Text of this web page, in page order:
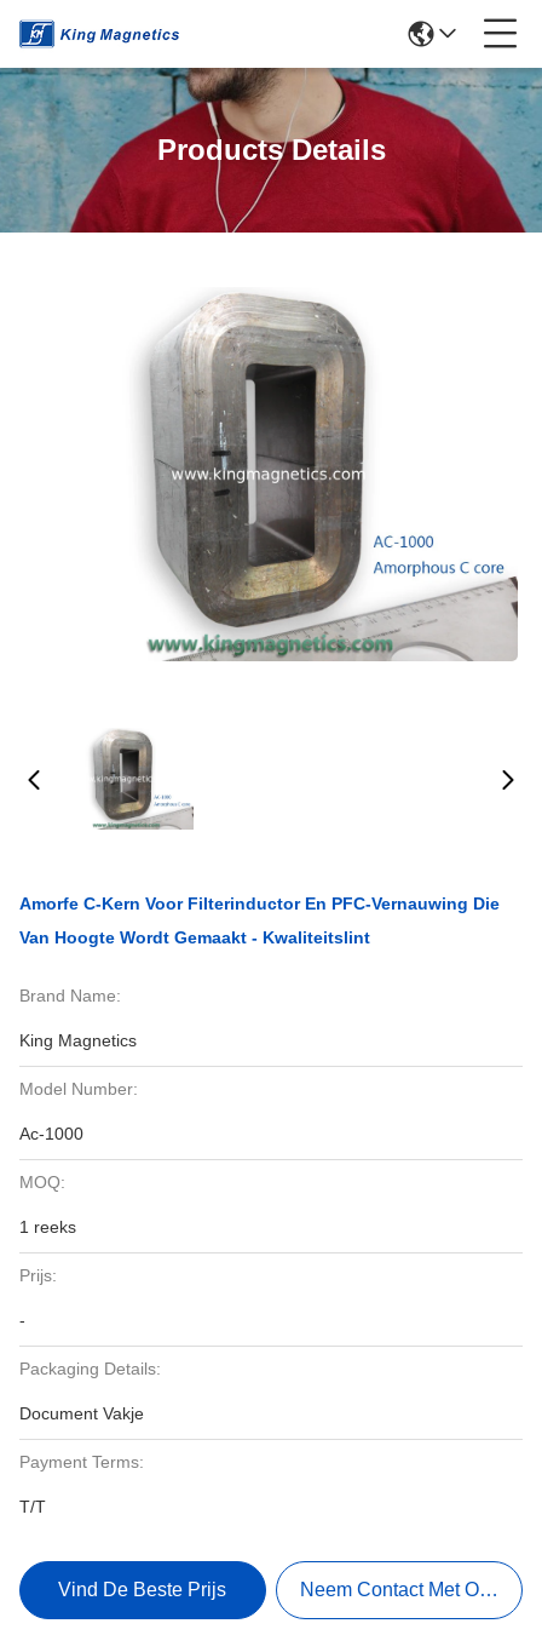
Products Details
Amorfe C-Kern Voor Filterinductor En PFC-Vernauwing Die
Van Hoogte Wordt Gemaakt - Kwaliteitslint
Brand Name:
King Magnetics
Model Number:
Ac-1000
MOQ:
1 reeks
Prijs:
-
Packaging Details:
Document Vakje
Payment Terms:
T/T
Vind De Beste Prijs Neem Contact Met Ons Op